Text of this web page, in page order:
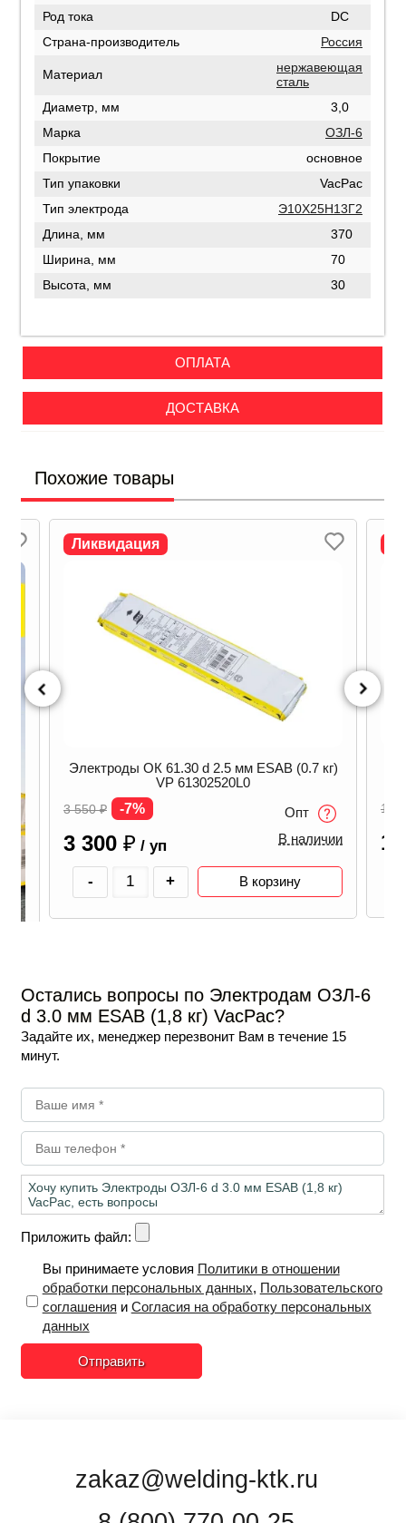
Род тока
DC
Страна-производитель
Россия
Материал
нержавеющая
сталь
Диаметр, мм
3,0
Марка
ОЗЛ-6
Покрытие
основное
Тип упаковки
VacPac
Тип электрода
Э10Х25Н13Г2
Длина, мм
370
Ширина, мм
70
Высота, мм
30
ОПЛАТА
ДОСТАВКА
Похожие товары
Ликвидация
Электроды ОК 61.30 d 2.5 мм ESAB (0.7 кг)
VP 61302520L0
3 550₽ -7%
3 300 ₽ / уп
Опт
В наличии
- + В корзину
13
Остались вопросы по Электродам ОЗЛ-6
d 3.0 мм ESAB (1,8 кг) VacPac?
Задайте их, менеджер перезвонит Вам в течение 15
минут.
Приложить файл:
Вы принимаете условия Политики в отношении
обработки персональных данных, Пользовательского
соглашения и Согласия на обработку персональных
данных
Отправить
zakaz@welding-ktk.ru